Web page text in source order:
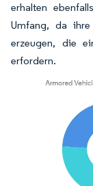
erhalten
Umfang, da ihre
erzeugen, die
erfordern.